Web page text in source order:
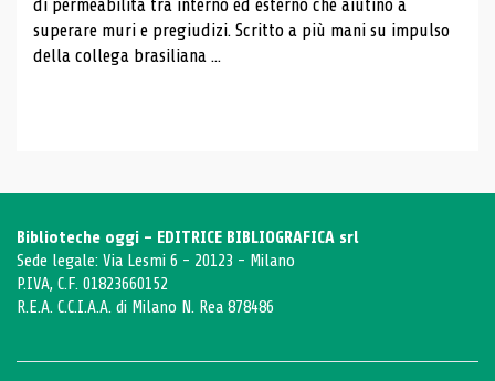
di permeabilità tra interno ed esterno che aiutino a
superare muri e pregiudizi. Scritto a più mani su impulso
della collega brasiliana ...
Biblioteche oggi - EDITRICE BIBLIOGRAFICA srl
Sede legale: Via Lesmi 6 - 20123 - Milano
P.IVA, C.F. 01823660152
R.E.A. C.C.I.A.A. di Milano N. Rea 878486